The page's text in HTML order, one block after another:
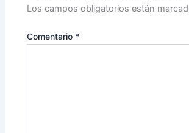
Los campos obligatorios están
Comentario *